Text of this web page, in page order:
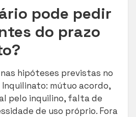
pode pedir
do prazo
hipóteses previstas no
mútuo acordo,
pelo inquilino, falta de
de uso próprio. Fora